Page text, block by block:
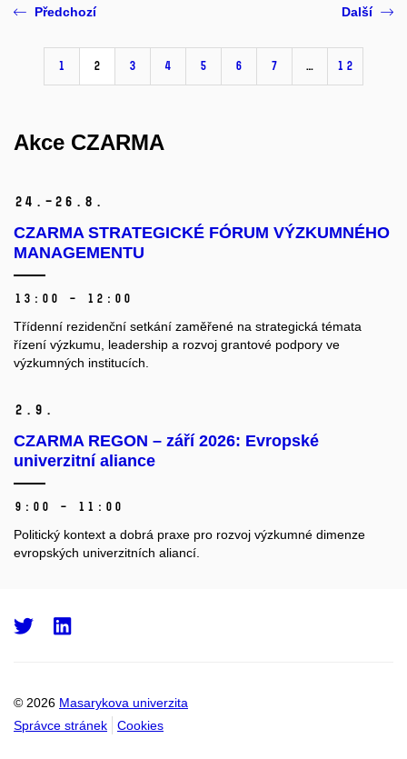
Předchozí
1 2 3 4 5 6 7 … 12
Další
Akce CZARMA
24.–26. 8.
CZARMA STRATEGICKÉ FÓRUM VÝZKUMNÉHO
MANAGEMENTU
13:00 – 12:00
Třídenní rezidenční setkání zaměřené na strategická témata
řízení výzkumu, leadership a rozvoj grantové podpory ve
výzkumných institucích.
2. 9.
CZARMA REGON – září 2026: Evropské
univerzitní aliance
9:00 – 11:00
Politický kontext a dobrá praxe pro rozvoj výzkumné dimenze
evropských univerzitních aliancí.
© 2026 Masarykova univerzita
Správce stránek
Cookies
Twitter